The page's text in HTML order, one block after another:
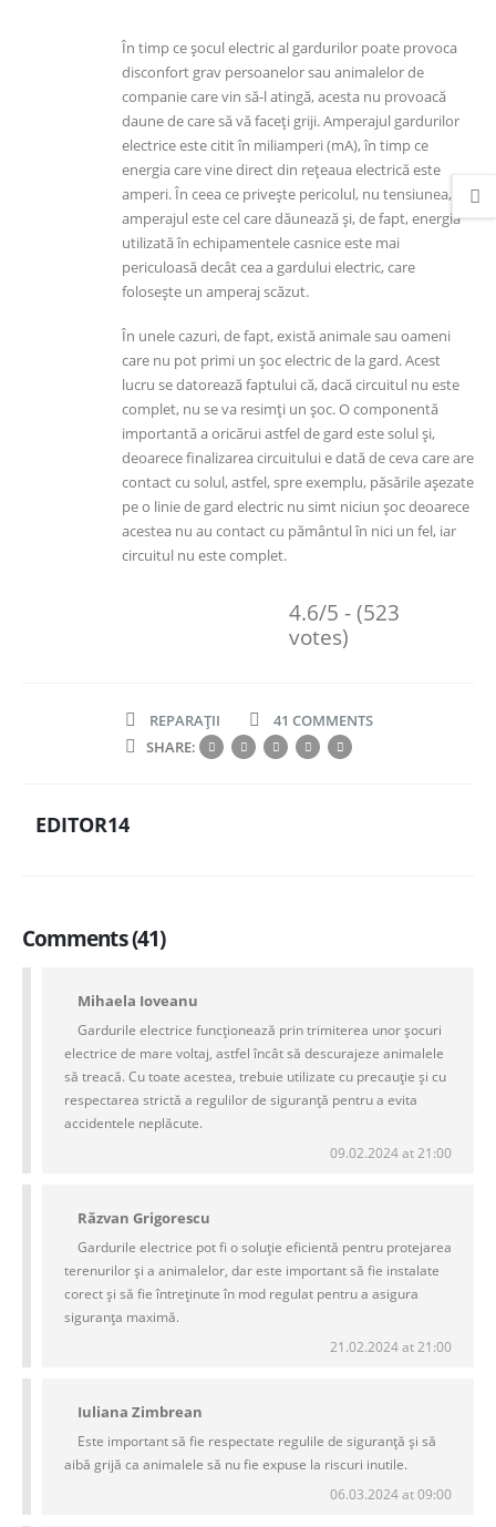
În timp ce șocul electric al gardurilor poate provoca
disconfort grav persoanelor sau animalelor de
companie care vin să-l atingă, acesta nu provoacă
daune de care să vă faceți griji. Amperajul gardurilor
electrice este citit în miliamperi (mA), în timp ce
energia care vine direct din rețeaua electrică este
amperi. În ceea ce privește pericolul, nu tensiunea, ci
amperajul este cel care dăunează și, de fapt, energia
utilizată în echipamentele casnice este mai
periculoasă decât cea a gardului electric, care
folosește un amperaj scăzut.
În unele cazuri, de fapt, există animale sau oameni
care nu pot primi un șoc electric de la gard. Acest
lucru se datorează faptului că, dacă circuitul nu este
complet, nu se va resimți un șoc. O componentă
importantă a oricărui astfel de gard este solul și,
deoarece finalizarea circuitului e dată de ceva care are
contact cu solul, astfel, spre exemplu, păsările așezate
pe o linie de gard electric nu simt niciun șoc deoarece
acestea nu au contact cu pământul în nici un fel, iar
circuitul nu este complet.
4.6/5 - (523
votes)
REPARAȚII
41 COMMENTS
SHARE:
EDITOR14
Comments (41)
Mihaela Ioveanu
Gardurile electrice funcționează prin trimiterea unor șocuri
electrice de mare voltaj, astfel încât să descurajeze animalele
să treacă. Cu toate acestea, trebuie utilizate cu precauție și cu
respectarea strictă a regulilor de siguranță pentru a evita
accidentele neplăcute.
09.02.2024 at 21:00
Răzvan Grigorescu
Gardurile electrice pot fi o soluție eficientă pentru protejarea
terenurilor și a animalelor, dar este important să fie instalate
corect și să fie întreținute în mod regulat pentru a asigura
siguranța maximă.
21.02.2024 at 21:00
Iuliana Zimbrean
Este important să fie respectate regulile de siguranță și să
aibă grijă ca animalele să nu fie expuse la riscuri inutile.
06.03.2024 at 09:00